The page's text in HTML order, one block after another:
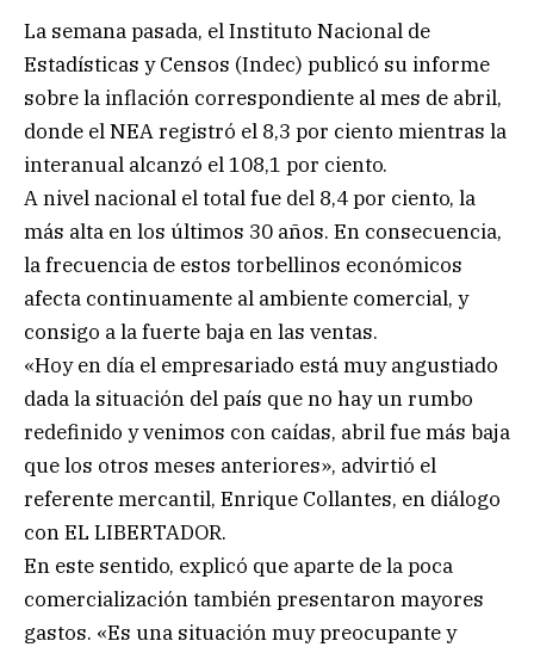
La semana pasada, el Instituto Nacional de
Estadísticas y Censos (Indec) publicó su informe
sobre la inflación correspondiente al mes de abril,
donde el NEA registró el 8,3 por ciento mientras la
interanual alcanzó el 108,1 por ciento.
A nivel nacional el total fue del 8,4 por ciento, la
más alta en los últimos 30 años. En consecuencia,
la frecuencia de estos torbellinos económicos
afecta continuamente al ambiente comercial, y
consigo a la fuerte baja en las ventas.
«Hoy en día el empresariado está muy angustiado
dada la situación del país que no hay un rumbo
redefinido y venimos con caídas, abril fue más baja
que los otros meses anteriores», advirtió el
referente mercantil, Enrique Collantes, en diálogo
con EL LIBERTADOR.
En este sentido, explicó que aparte de la poca
comercialización también presentaron mayores
gastos. «Es una situación muy preocupante y